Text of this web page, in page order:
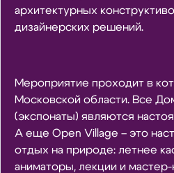
архитектурных
дизайнерских решений.
Мероприятие проходит в
Московской области. Все
(экспонаты) являются
А еще Open Village – это
отдых на природе: летнее
аниматоры, лекции и